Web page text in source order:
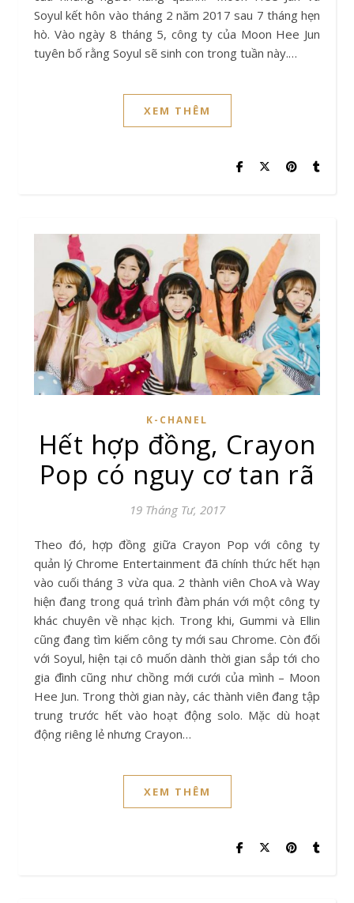
Soyul kết hôn vào tháng 2 năm 2017 sau 7 tháng hẹn
hò. Vào ngày 8 tháng 5, công ty của Moon Hee Jun
tuyên bố rằng Soyul sẽ sinh con trong tuần này.…
XEM THÊM
K-CHANEL
Hết hợp đồng, Crayon
Pop có nguy cơ tan rã
19 Tháng Tư, 2017
Theo đó, hợp đồng giữa Crayon Pop với công ty
quản lý Chrome Entertainment đã chính thức hết hạn
vào cuối tháng 3 vừa qua. 2 thành viên ChoA và Way
hiện đang trong quá trình đàm phán với một công ty
khác chuyên về nhạc kịch. Trong khi, Gummi và Ellin
cũng đang tìm kiếm công ty mới sau Chrome. Còn đối
với Soyul, hiện tại cô muốn dành thời gian sắp tới cho
gia đình cũng như chồng mới cưới của mình – Moon
Hee Jun. Trong thời gian này, các thành viên đang tập
trung trước hết vào hoạt động solo. Mặc dù hoạt
động riêng lẻ nhưng Crayon…
XEM THÊM